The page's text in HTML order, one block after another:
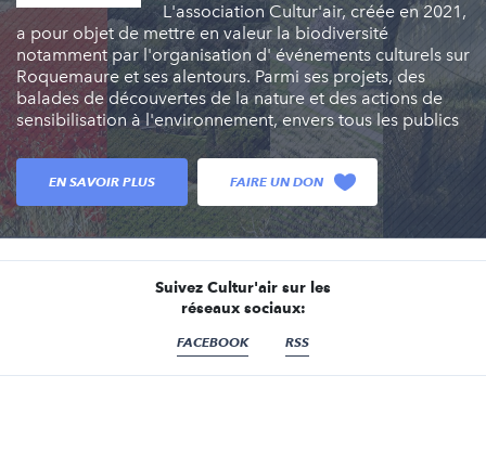
L'association Cultur'air, créée en 2021,
a pour objet de mettre en valeur la biodiversité
notamment par l'organisation d' événements culturels sur
Roquemaure et ses alentours. Parmi ses projets, des
balades de découvertes de la nature et des actions de
sensibilisation à l'environnement, envers tous les publics
EN SAVOIR PLUS FAIRE UN DON
Suivez Cultur'air sur les
réseaux sociaux:
FACEBOOK RSS